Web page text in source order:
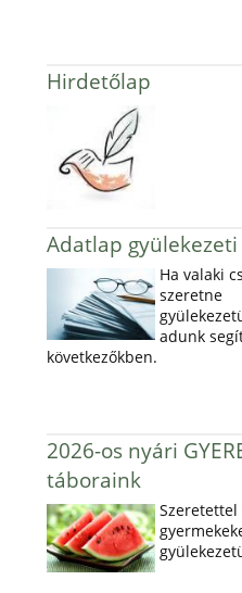
Hirdetőlap
Adatlap
Ha valaki
szeretne
adunk
következőkben.
2026-os nyári
táboraink
Szeretettel